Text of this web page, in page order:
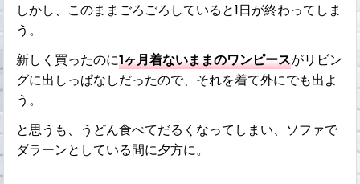
しかし、このままごろごろしていると1日が終わってしま
う。
新しく買ったのに1ヶ月着ないままのワンピースがリビン
グに出しっぱなしだったので、それを着て外にでも出よ
う。
と思うも、うどん食べてだるくなってしまい、ソファで
ダラーンとしている間に夕方に。